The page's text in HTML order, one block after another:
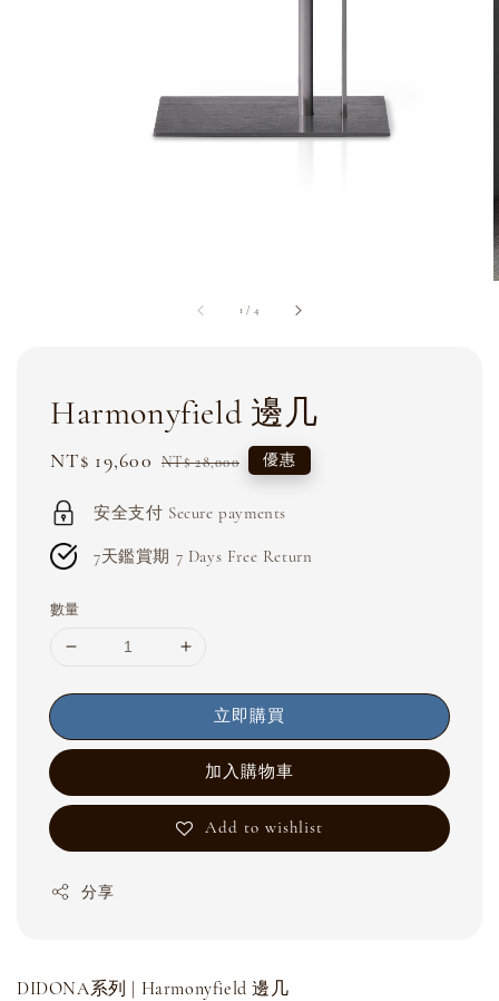
1 / 4
Harmonyfield 邊几
Sale
NT$ 19,600 Regular
NT$ 28,000 優惠
安全支付 Secure payments
7天鑑賞期 7 Days Free Return
數量
立即購買
加入購物車
Add to wishlist
分享
DIDONA系列 | Harmonyfield 邊几